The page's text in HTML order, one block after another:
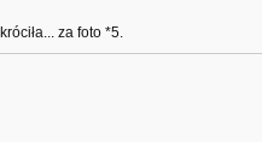
za foto *5.